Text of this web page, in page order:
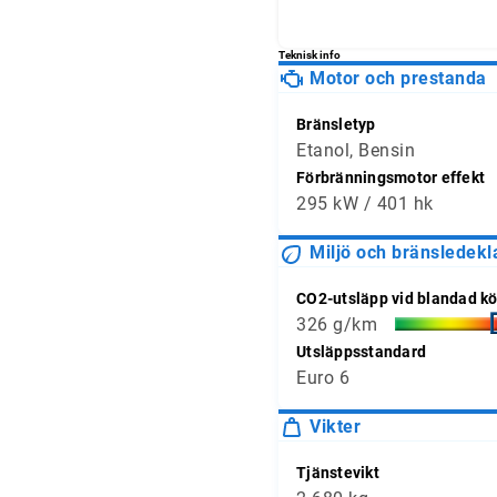
Teknisk info
Motor och prestanda
Bränsletyp
Etanol, Bensin
Förbränningsmotor effekt
295 kW / 401 hk
Miljö och
CO2-utsläpp vid blandad
326 g/km
Utsläppsstandard
Euro 6
Vikter
Tjänstevikt